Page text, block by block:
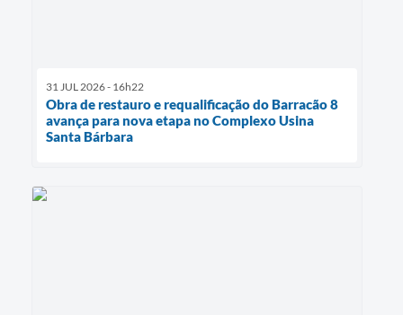
31 JUL 2026 - 16h22
Obra de restauro e requalificação do Barracão 8
avança para nova etapa no Complexo Usina
Santa Bárbara